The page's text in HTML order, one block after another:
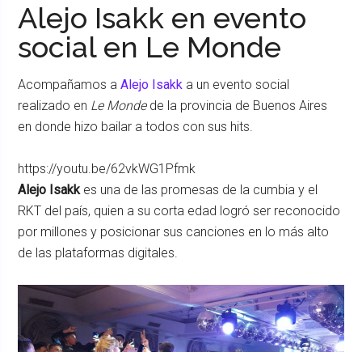
Alejo Isakk en evento
social en Le Monde
Acompañamos aAlejo Isakk a un evento social
realizado en Le Mondede la provincia de Buenos Aires
en donde hizo bailar a todos con sus hits.
https://youtu.be/62vkWG1Pfmk
Alejo Isakkes una de las promesas de la cumbia y el
RKT del país, quien a su corta edad logró ser reconocido
por millones y posicionar sus canciones en lo más alto
de las plataformas digitales.